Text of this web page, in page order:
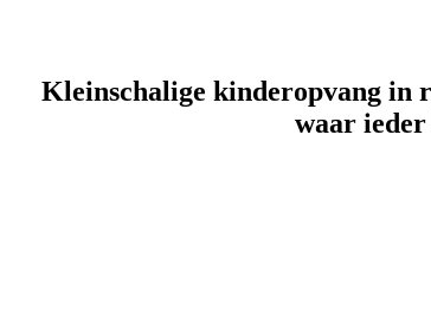
Kleinschalige kinderopvang in
waar